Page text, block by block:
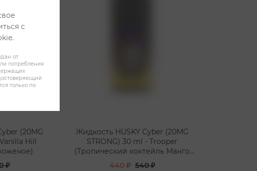
(20MG
Hill
₽
Жидкость HUSKY Cyber (20MG
STRONG) 30 ml - Trooper
(Тропический коктейль Манго
Мандарин)
440 ₽ 540 ₽
с
от
потребления
только по